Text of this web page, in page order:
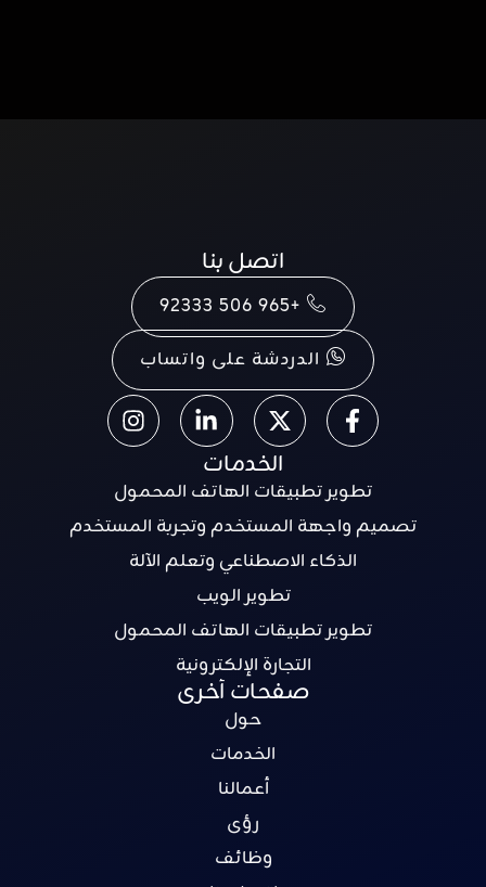
اتصل بنا
+965 506 92333
الدردشة على واتساب
الخدمات
تطوير تطبيقات الهاتف المحمول
تصميم واجهة المستخدم وتجربة المستخدم
الذكاء الاصطناعي وتعلم الآلة
تطوير الويب
تطوير تطبيقات الهاتف المحمول
التجارة الإلكترونية
صفحات أخرى
حول
الخدمات
أعمالنا
رؤى
وظائف